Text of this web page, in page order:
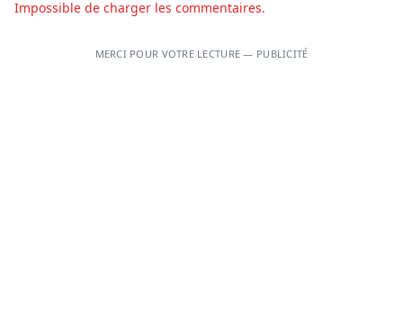
Impossible de charger les commentaires.
MERCI POUR VOTRE LECTURE — PUBLICITÉ